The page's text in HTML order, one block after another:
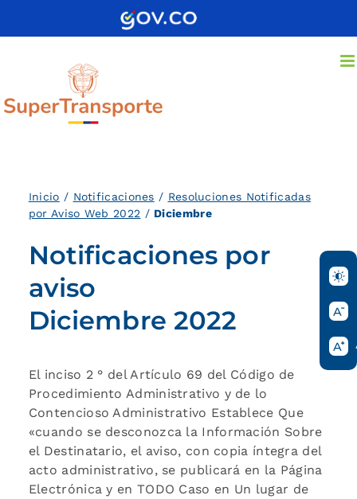
Inicio / Notificaciones / Resoluciones Notificadas
por Aviso Web 2022 / Diciembre
Notificaciones por
aviso
Diciembre 2022
El inciso 2 ° del Artículo 69 del Código de
Procedimiento Administrativo y de lo
Contencioso Administrativo Establece Que
«cuando se desconozca la Información Sobre
el Destinatario, el aviso, con copia íntegra del
acto administrativo, se publicará en la Página
Electrónica y en TODO Caso en Un lugar de